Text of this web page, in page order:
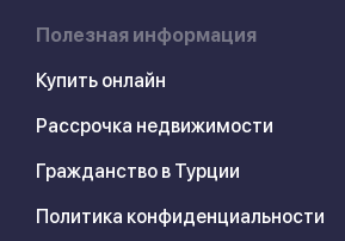
Полезная информация
Купить онлайн
Рассрочка недвижимости
Гражданство в Турции
Политика конфиденциальности